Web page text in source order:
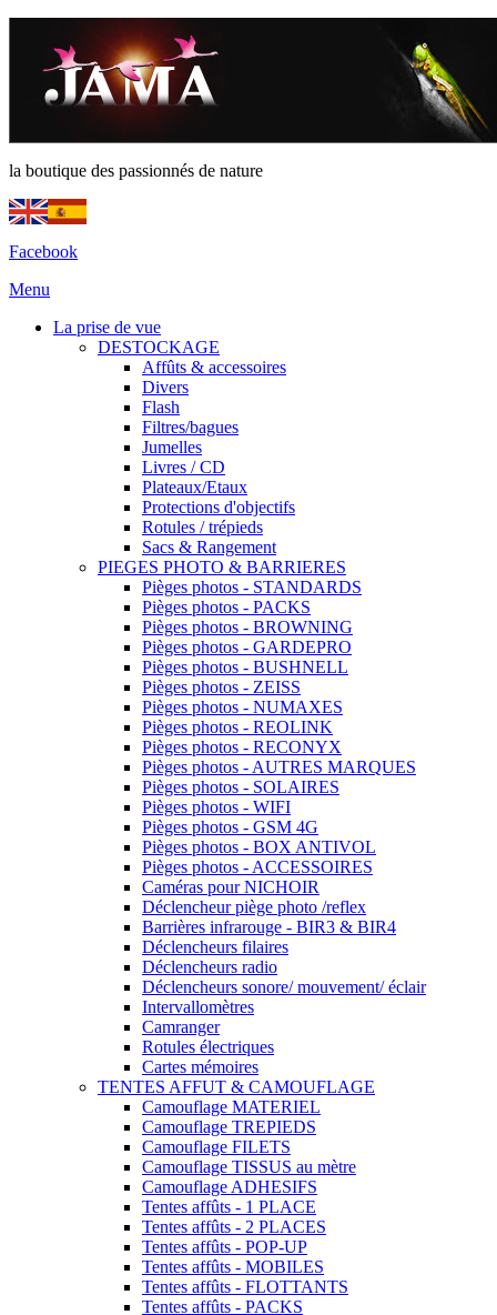
la boutique des passionnés de nature
Facebook
Menu
La prise de vue
DESTOCKAGE
Affûts & accessoires
Divers
Flash
Filtres/bagues
Jumelles
Livres / CD
Plateaux/Etaux
Protections d'objectifs
Rotules / trépieds
Sacs & Rangement
PIEGES PHOTO & BARRIERES
Pièges photos - STANDARDS
Pièges photos - PACKS
Pièges photos - BROWNING
Pièges photos - GARDEPRO
Pièges photos - BUSHNELL
Pièges photos - ZEISS
Pièges photos - NUMAXES
Pièges photos - REOLINK
Pièges photos - RECONYX
Pièges photos - AUTRES MARQUES
Pièges photos - SOLAIRES
Pièges photos - WIFI
Pièges photos - GSM 4G
Pièges photos - BOX ANTIVOL
Pièges photos - ACCESSOIRES
Caméras pour NICHOIR
Déclencheur piège photo /reflex
Barrières infrarouge - BIR3 & BIR4
Déclencheurs filaires
Déclencheurs radio
Déclencheurs sonore/ mouvement/ éclair
Intervallomètres
Camranger
Rotules électriques
Cartes mémoires
TENTES AFFUT & CAMOUFLAGE
Camouflage MATERIEL
Camouflage TREPIEDS
Camouflage FILETS
Camouflage TISSUS au mètre
Camouflage ADHESIFS
Tentes affûts - 1 PLACE
Tentes affûts - 2 PLACES
Tentes affûts - POP-UP
Tentes affûts - MOBILES
Tentes affûts - FLOTTANTS
Tentes affûts - PACKS